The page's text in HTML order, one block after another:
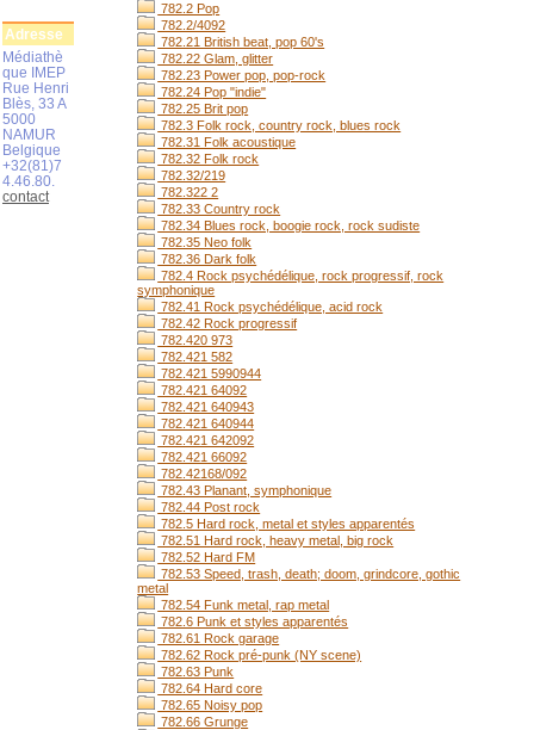
782.2 Pop
782.2/4092
782.21 British beat, pop 60's
782.22 Glam, glitter
782.23 Power pop, pop-rock
782.24 Pop "indie"
782.25 Brit pop
782.3 Folk rock, country rock, blues rock
782.31 Folk acoustique
782.32 Folk rock
782.32/219
782.322 2
782.33 Country rock
782.34 Blues rock, boogie rock, rock sudiste
782.35 Neo folk
782.36 Dark folk
782.4 Rock psychédélique, rock progressif, rock
symphonique
782.41 Rock psychédélique, acid rock
782.42 Rock progressif
782.420 973
782.421 582
782.421 5990944
782.421 64092
782.421 640943
782.421 640944
782.421 642092
782.421 66092
782.42168/092
782.43 Planant, symphonique
782.44 Post rock
782.5 Hard rock, metal et styles apparentés
782.51 Hard rock, heavy metal, big rock
782.52 Hard FM
782.53 Speed, trash, death; doom, grindcore, gothic
metal
782.54 Funk metal, rap metal
782.6 Punk et styles apparentés
782.61 Rock garage
782.62 Rock pré-punk (NY scene)
782.63 Punk
782.64 Hard core
782.65 Noisy pop
782.66 Grunge
Adresse
Médiathè
que IMEP
Rue Henri
Blès, 33 A
5000
NAMUR
Belgique
+32(81)7
4.46.80.
contact